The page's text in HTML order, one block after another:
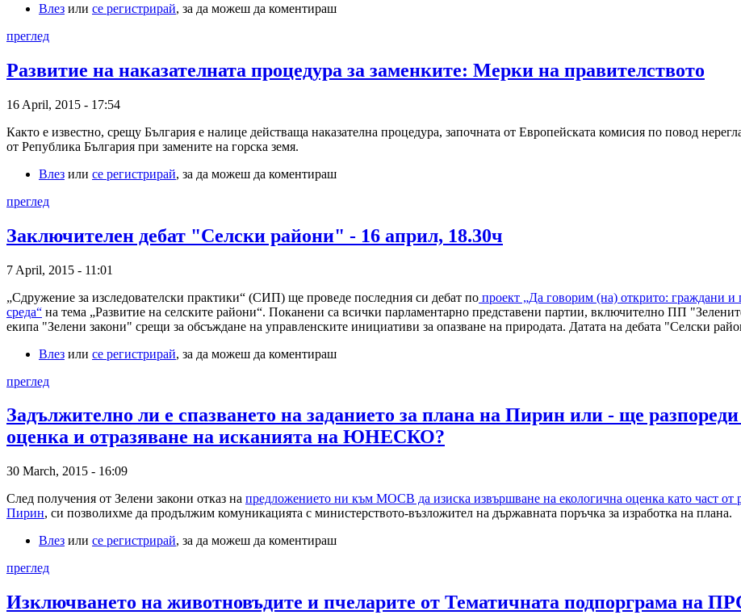
Влез или се регистрирай, за да можеш да коментираш
преглед
Развитие на наказателната процедура за заменките: Мерки на правителството
16 April, 2015 - 17:54
Както е известно, срещу България е налице действаща наказателна процедура, започната от Европейската комисия по повод
от Република България при замените на горска земя.
Влез или се регистрирай, за да можеш да коментираш
преглед
Заключителен дебат "Селски райони" - 16 април, 18.30ч
7 April, 2015 - 11:01
„Сдружение за изследователски практики“ (СИП) ще проведе последния си дебат по проект „Да говорим (на) открито: граждани и
среда“ на тема „Развитие на селските райони“. Поканени са всички парламентарно представени партии, включително ПП
екипа "Зелени закони" срещи за обсъждане на управленските инициативи за опазване на природата. Датата на дебата "Селски
Влез или се регистрирай, за да можеш да коментираш
преглед
Задължително ли е спазването на заданието за плана на Пирин или - ще
оценка и отразяване на исканията на ЮНЕСКО?
30 March, 2015 - 16:09
След получения от Зелени закони отказ на предложението ни към МОСВ да изиска извършване на екологична оценка като част от
Пирин, си позволихме да продължим комуникацията с министерството-възложител на държавната поръчка за изработка на плана.
Влез или се регистрирай, за да можеш да коментираш
преглед
Изключването на животновъдите и пчеларите от Тематичната подпорграма на